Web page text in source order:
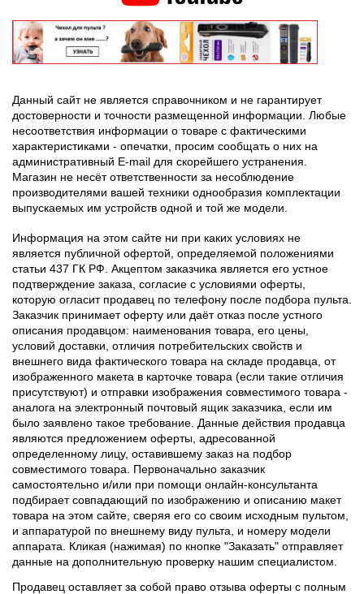
Данный сайт не является справочником и не гарантирует
достоверности и точности размещенной информации. Любые
несоответствия информации о товаре с фактическими
характеристиками - опечатки, просим сообщать о них на
административный E-mail для скорейшего устранения.
Магазин не несёт ответственности за несоблюдение
производителями вашей техники однообразия комплектации
выпускаемых им устройств одной и той же модели.
Информация на этом сайте ни при каких условиях не
является публичной офертой, определяемой положениями
статьи 437 ГК РФ. Акцептом заказчика является его устное
подтверждение заказа, согласие с условиями оферты,
которую огласит продавец по телефону после подбора пульта.
Заказчик принимает оферту или даёт отказ после устного
описания продавцом: наименования товара, его цены,
условий доставки, отличия потребительских свойств и
внешнего вида фактического товара на складе продавца, от
изображенного макета в карточке товара (если такие отличия
присутствуют) и отправки изображения совместимого товара -
аналога на электронный почтовый ящик заказчика, если им
было заявлено такое требование. Данные действия продавца
являются предложением оферты, адресованной
определенному лицу, оставившему заказ на подбор
совместимого товара. Первоначально заказчик
самостоятельно и/или при помощи онлайн-консультанта
подбирает совпадающий по изображению и описанию макет
товара на этом сайте, сверяя его со своим исходным пультом,
и аппаратурой по внешнему виду пульта, и номеру модели
аппарата. Кликая (нажимая) по кнопке "Заказать" отправляет
данные на дополнительную проверку нашим специалистом.
Продавец оставляет за собой право отзыва оферты с полным